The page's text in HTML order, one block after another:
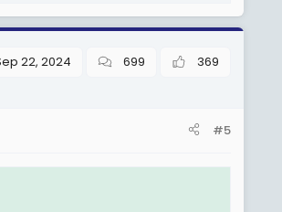
22, 2024 699 369
#5